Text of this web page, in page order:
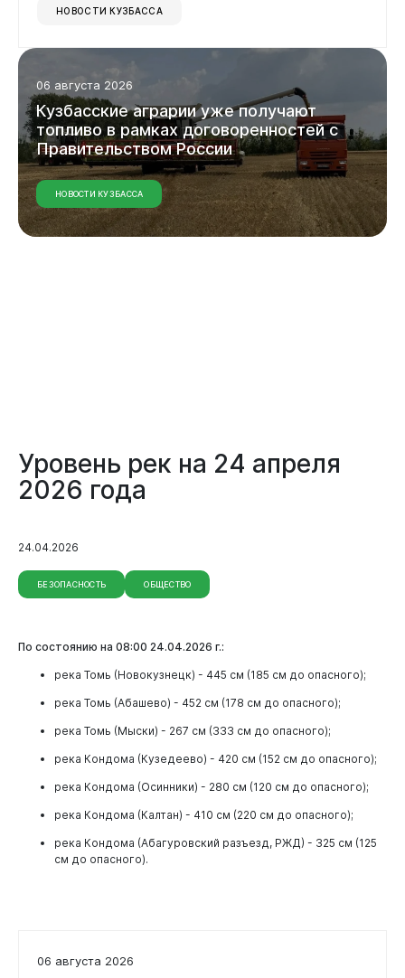
Бизнесу
Документы
НОВОСТИ КУЗБАССА
06 августа 2026
Кузбасскиеаграрииужеполучают
топливо в рамкахдоговоренностейс
ПравительствомРоссии
НОВОСТИ КУЗБАССА
Уровень рек на 24 апреля
2026 года
24.04.2026
БЕЗОПАСНОСТЬ ОБЩЕСТВО
По состоянию на 08:00 24.04.2026 г.:
река Томь (Новокузнецк) - 445 см (185 см до опасного);
река Томь (Абашево) - 452 см (178 см до опасного);
река Томь (Мыски) - 267 см (333 см до опасного);
река Кондома (Кузедеево) - 420 см (152 см до опасного);
река Кондома (Осинники) - 280 см (120 см до опасного);
река Кондома (Калтан) - 410 см (220 см до опасного);
река Кондома (Абагуровский разъезд, РЖД) - 325 см (125
см до опасного).
06 августа 2026